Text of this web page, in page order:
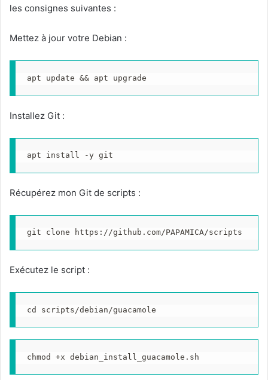
les consignes suivantes :
Mettez à jour votre Debian :
apt update && apt upgrade
Installez Git :
apt install -y git
Récupérez mon Git de scripts :
git clone https://github.com/PAPAMICA/scripts
Exécutez le script :
cd scripts/debian/guacamole
chmod +x debian_install_guacamole.sh